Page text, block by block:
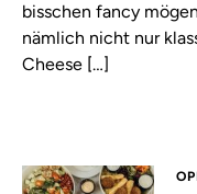
bisschen fancy
nämlich nicht nur
Cheese […]